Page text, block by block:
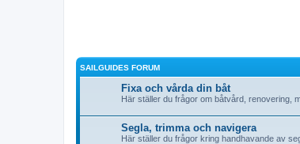
SAILGUIDES FORUM
Fixa och vårda din båt
Här ställer du frågor om båtvård, renovering,
Segla, trimma och navigera
Här ställer du frågor kring handhavande av